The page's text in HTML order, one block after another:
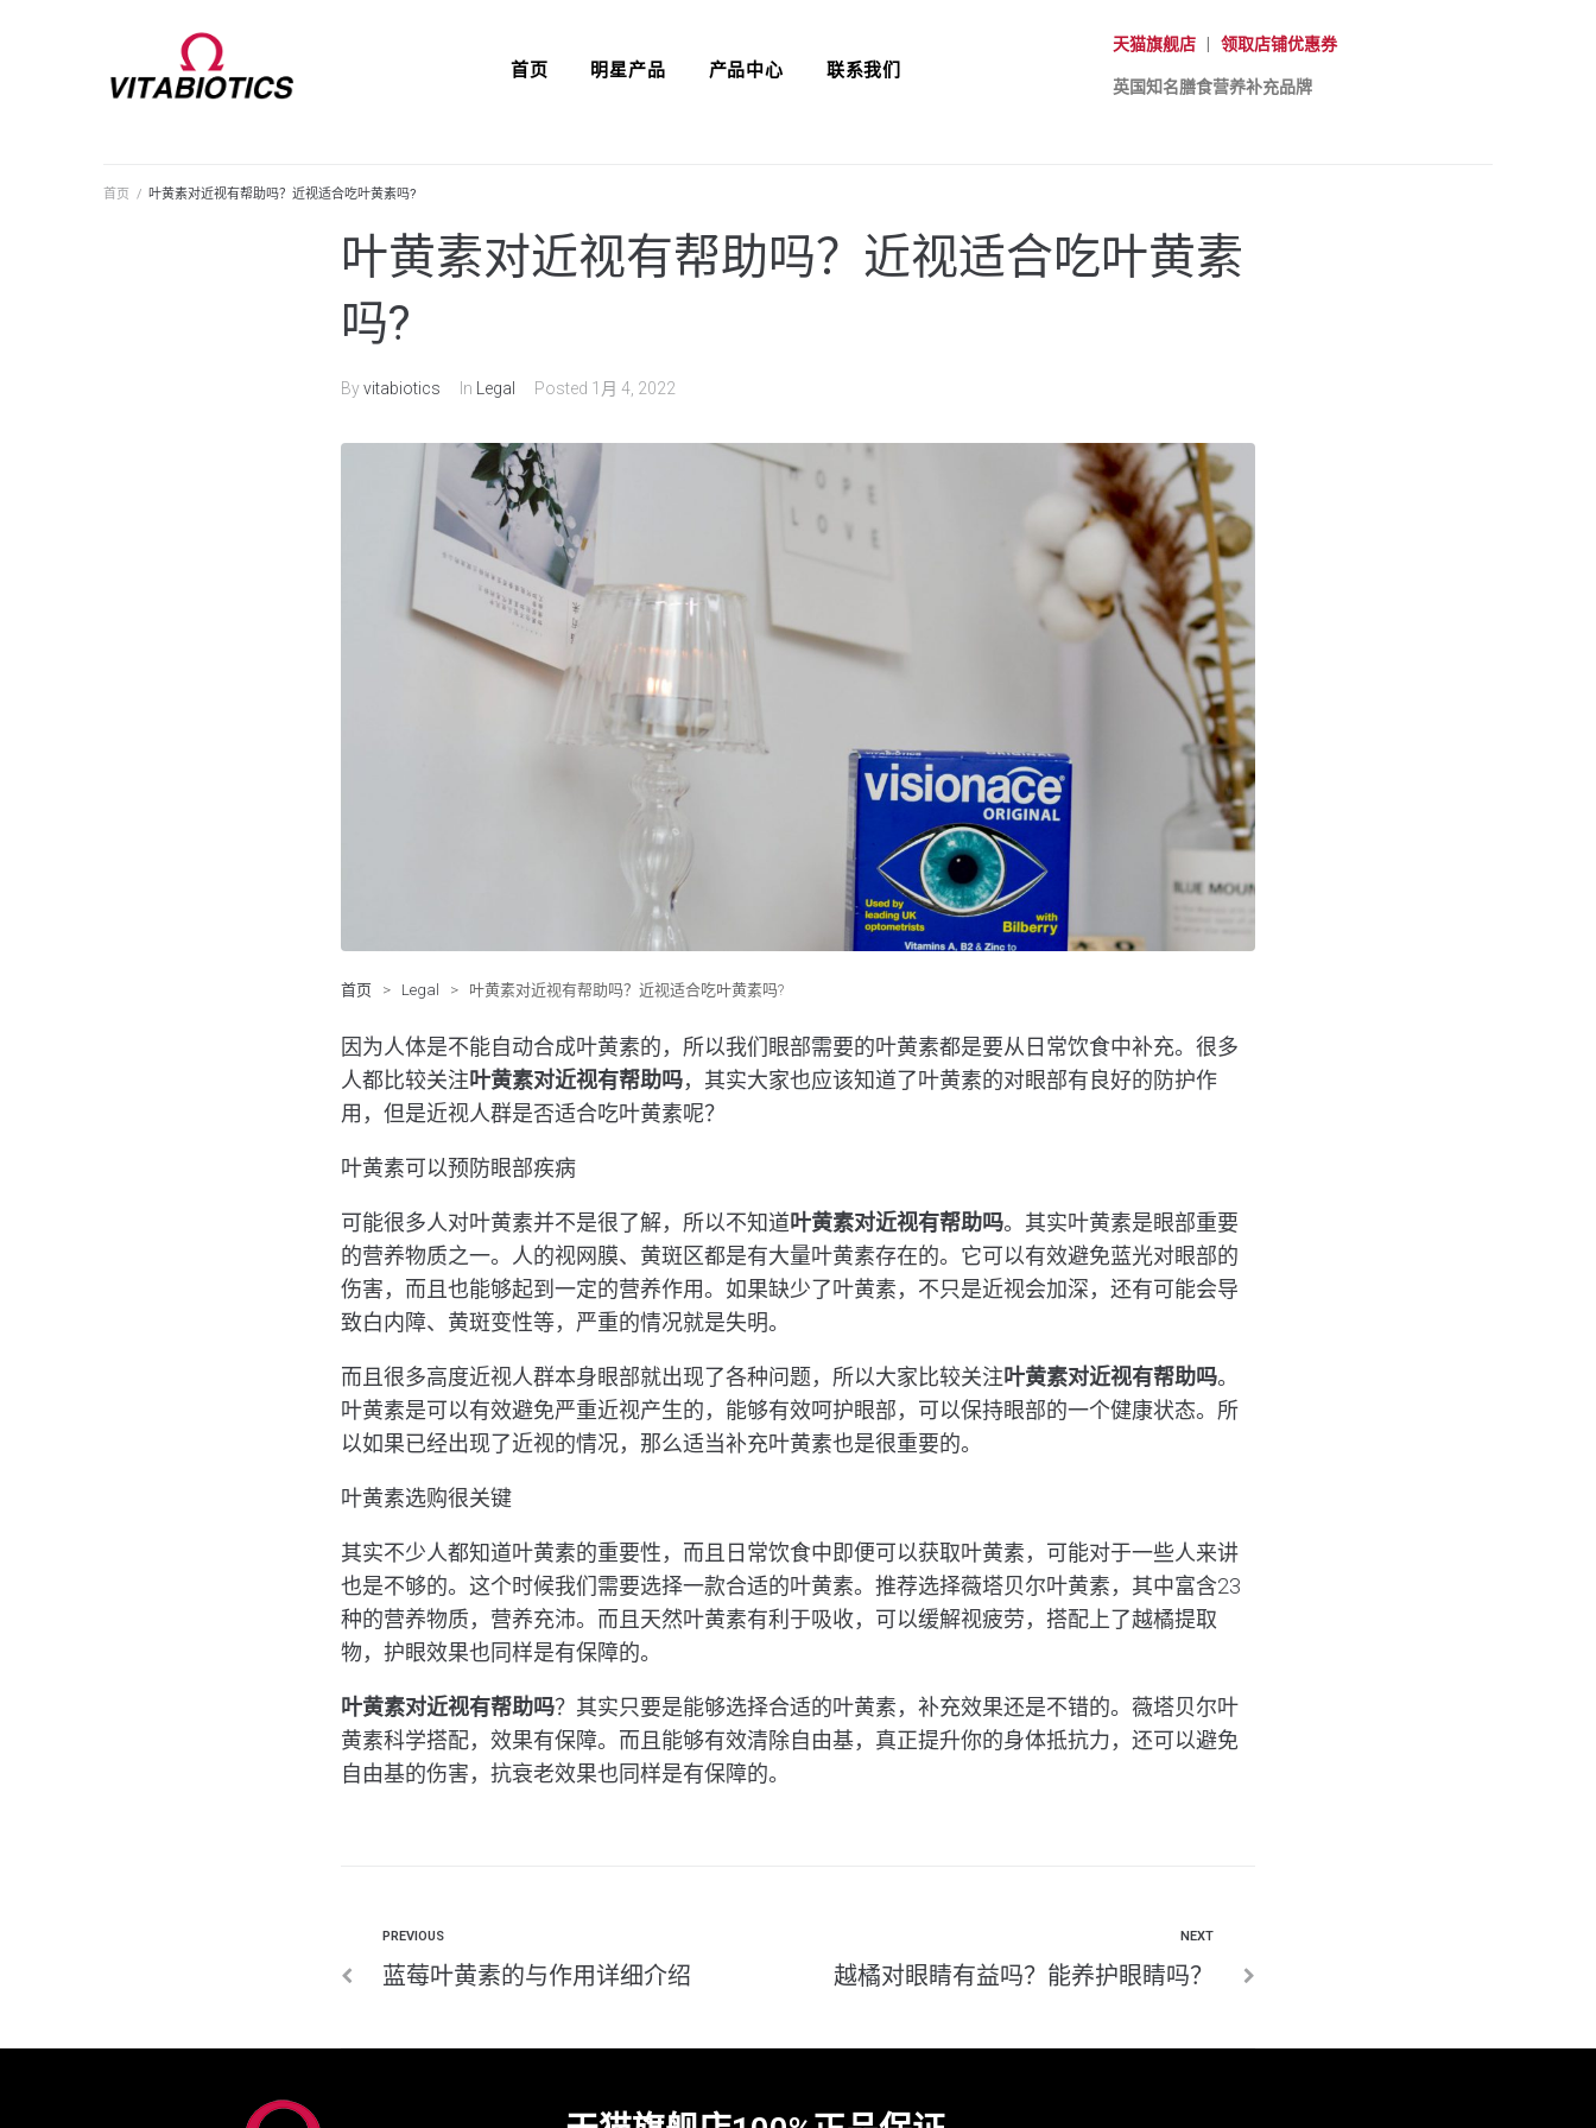
首页 明星产品 产品中心 联系我们
天猫旗舰店| 领取店铺优惠券
英国知名膳食营养补充品牌
首页 / 叶黄素对近视有帮助吗？近视适合吃叶黄素吗?
叶黄素对近视有帮助吗？近视适合吃叶黄素
吗?
Byvitabiotics In Legal Posted 1月 4, 2022
首页 > Legal > 叶黄素对近视有帮助吗？近视适合吃叶黄素吗?
因为人体是不能自动合成叶黄素的，所以我们眼部需要的叶黄素都是要从日常饮食中补充。很多
人都比较关注叶黄素对近视有帮助吗，其实大家也应该知道了叶黄素的对眼部有良好的防护作
用，但是近视人群是否适合吃叶黄素呢？
叶黄素可以预防眼部疾病
可能很多人对叶黄素并不是很了解，所以不知道叶黄素对近视有帮助吗。其实叶黄素是眼部重要
的营养物质之一。人的视网膜、黄斑区都是有大量叶黄素存在的。它可以有效避免蓝光对眼部的
伤害，而且也能够起到一定的营养作用。如果缺少了叶黄素，不只是近视会加深，还有可能会导
致白内障、黄斑变性等，严重的情况就是失明。
而且很多高度近视人群本身眼部就出现了各种问题，所以大家比较关注叶黄素对近视有帮助吗。
叶黄素是可以有效避免严重近视产生的，能够有效呵护眼部，可以保持眼部的一个健康状态。所
以如果已经出现了近视的情况，那么适当补充叶黄素也是很重要的。
叶黄素选购很关键
其实不少人都知道叶黄素的重要性，而且日常饮食中即便可以获取叶黄素，可能对于一些人来讲
也是不够的。这个时候我们需要选择一款合适的叶黄素。推荐选择薇塔贝尔叶黄素，其中富含23
种的营养物质，营养充沛。而且天然叶黄素有利于吸收，可以缓解视疲劳，搭配上了越橘提取
物，护眼效果也同样是有保障的。
叶黄素对近视有帮助吗？其实只要是能够选择合适的叶黄素，补充效果还是不错的。薇塔贝尔叶
黄素科学搭配，效果有保障。而且能够有效清除自由基，真正提升你的身体抵抗力，还可以避免
自由基的伤害，抗衰老效果也同样是有保障的。
PREVIOUS
蓝莓叶黄素的与作用详细介绍
NEXT
越橘对眼睛有益吗？能养护眼睛吗？